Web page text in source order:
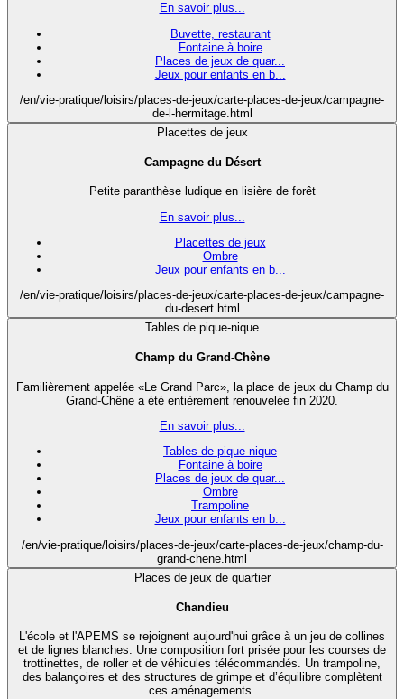
En savoir plus...
Buvette, restaurant
Fontaine à boire
Places de jeux de quar...
Jeux pour enfants en b...
/en/vie-pratique/loisirs/places-de-jeux/carte-places-de-jeux/campagne-
de-l-hermitage.html
Placettes de jeux
Campagne du Désert
Petite paranthèse ludique en lisière de forêt
En savoir plus...
Placettes de jeux
Ombre
Jeux pour enfants en b...
/en/vie-pratique/loisirs/places-de-jeux/carte-places-de-jeux/campagne-
du-desert.html
Tables de pique-nique
Champ du Grand-Chêne
Familièrement appelée «Le Grand Parc», la place de jeux du Champ du
Grand-Chêne a été entièrement renouvelée fin 2020.
En savoir plus...
Tables de pique-nique
Fontaine à boire
Places de jeux de quar...
Ombre
Trampoline
Jeux pour enfants en b...
/en/vie-pratique/loisirs/places-de-jeux/carte-places-de-jeux/champ-du-
grand-chene.html
Places de jeux de quartier
Chandieu
L'école et l'APEMS se rejoignent aujourd'hui grâce à un jeu de collines
et de lignes blanches. Une composition fort prisée pour les courses de
trottinettes, de roller et de véhicules télécommandés. Un trampoline,
des balançoires et des structures de grimpe et d’équilibre complètent
ces aménagements.